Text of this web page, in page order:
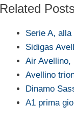
Related
Serie A,
Sidigas
Air Avellino,
Avellino
Dinamo
A1 prima